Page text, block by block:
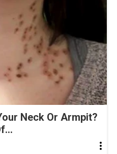
Neck Or Armpit?